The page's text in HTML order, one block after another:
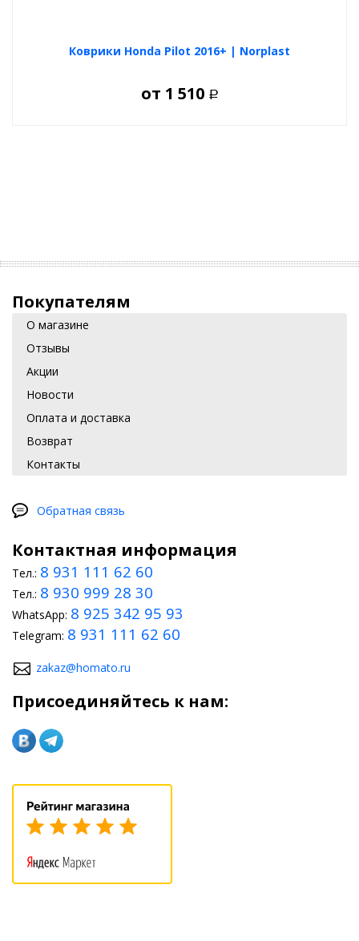
Коврики Honda Pilot 2016+ | Norplast
от 1 510 Р
Покупателям
О магазине
Отзывы
Акции
Новости
Оплата и доставка
Возврат
Контакты
Обратная связь
Контактная информация
Тел.: 8 931 111 62 60
Тел.: 8 930 999 28 30
WhatsApp: 8 925 342 95 93
Telegram: 8 931 111 62 60
zakaz@homato.ru
Присоединяйтесь к нам: